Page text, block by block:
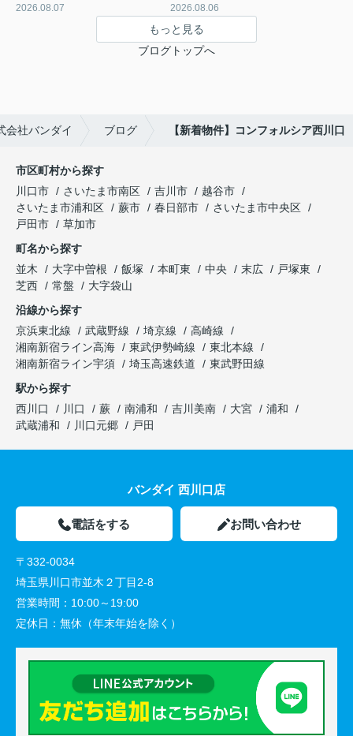
2026.08.07 2026.08.06
もっと見る
ブログトップへ
会社バンダイ ブログ 【新着物件】コンフォルシア西川口
市区町村から探す
川口市
さいたま市南区 吉川市
越谷市
さいたま市浦和区
蕨市 春日部市
さいたま市中央区
戸田市
草加市
町名から探す
並木
大字中曽根 飯塚 本町東 中央 末広
戸塚東
芝西
常盤
大字袋山
沿線から探す
京浜東北線
武蔵野線 埼京線
高崎線
湘南新宿ライン高海
東武伊勢崎線
東北本線
湘南新宿ライン宇須
埼玉高速鉄道
東武野田線
駅から探す
西川口
川口 蕨 南浦和 吉川美南 大宮
浦和
武蔵浦和
川口元郷 戸田
バンダイ 西川口店
電話をする お問い合わせ
〒332-0034
埼玉県川口市並木２丁目2-8
営業時間： 10:00～19:00
定休日： 無休（年末年始を除く）